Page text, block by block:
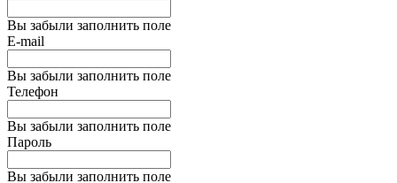
Вы забыли заполнить поле
E-mail
Вы забыли заполнить поле
Телефон
Вы забыли заполнить поле
Пароль
Вы забыли заполнить поле